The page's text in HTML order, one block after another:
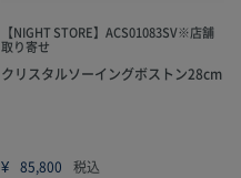
【NIGHT STORE】ACS01083SV※店舗
取り寄せ
クリスタルソーイングボストン28cm
¥ 85,800 税込